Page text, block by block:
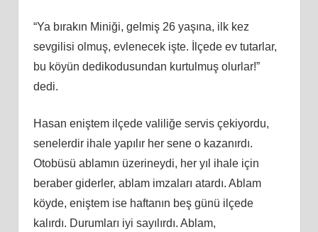
“Ya bırakın Miniği, gelmiş 26 yaşına, ilk kez
sevgilisi olmuş, evlenecek işte. İlçede ev tutarlar,
bu köyün dedikodusundan kurtulmuş olurlar!”
dedi.
Hasan eniştem ilçede valiliğe servis çekiyordu,
senelerdir ihale yapılır her sene o kazanırdı.
Otobüsü ablamın üzerineydi, her yıl ihale için
beraber giderler, ablam imzaları atardı. Ablam
köyde, eniştem ise haftanın beş günü ilçede
kalırdı. Durumları iyi sayılırdı. Ablam,